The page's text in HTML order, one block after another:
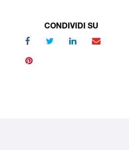
CONDIVIDI SU